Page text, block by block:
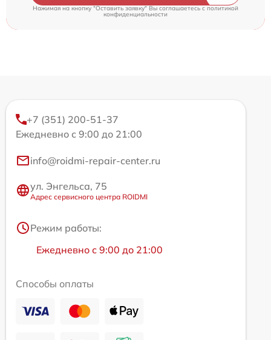
Нажимая на кнопку "Оставить заявку" Вы соглашаетесь cполитикой
конфиденциальности
+7 (351) 200-51-37
Ежедневно с 9:00 до 21:00
info@roidmi-repair-center.ru
ул. Энгельса, 75
Адрес сервисного центра ROIDMI
Режим работы:
Ежедневно с 9:00 до 21:00
Способы оплаты